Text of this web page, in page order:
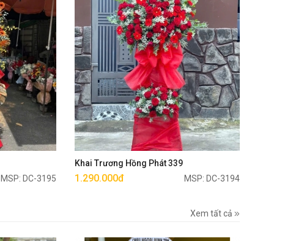
MSP: DC-3195
Khai Trương Hồng Phát 339
1.290.000đ MSP: DC-3194
Mua ngay
Xem tất cả